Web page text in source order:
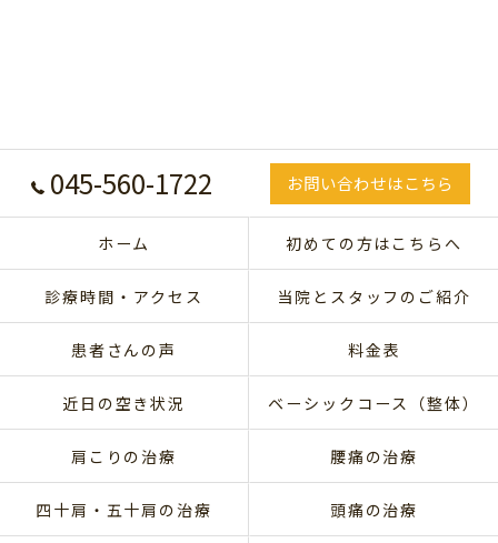
045-560-1722 お問い合わせはこちら
ホーム 初めての方はこちらへ
診療時間・アクセス 当院とスタッフのご紹介
患者さんの声 料金表
近日の空き状況 ベーシックコース（整体）
肩こりの治療 腰痛の治療
四十肩・五十肩の治療 頭痛の治療